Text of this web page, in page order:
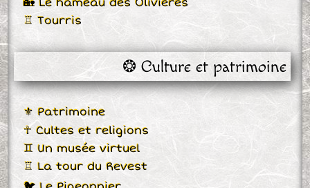
♖ Tourris
❂ Culture et patrimoine
⚜ Patrimoine
☥ Cultes et religions
♊ Un musée virtuel
♖ La tour du Revest